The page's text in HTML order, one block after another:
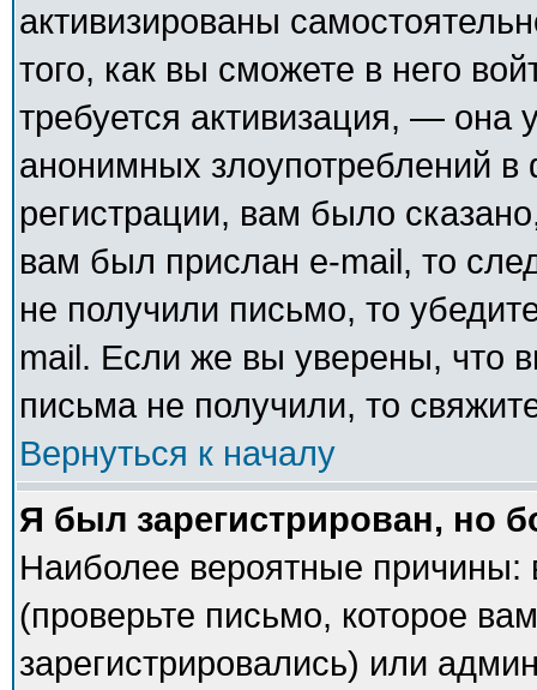
активизированы
того, как вы сможете в него
требуется активизация, — она
анонимных злоупотреблений
регистрации, вам было
вам был прислан e-mail, то
не получили письмо, то
mail. Если же вы уверены, что
письма не получили, то
Вернуться к началу
Я был зарегистрирован, но
Наиболее вероятные
(проверьте письмо, которое
зарегистрировались) или